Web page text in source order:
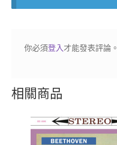
你必須登入才能發表評論。
相關商品